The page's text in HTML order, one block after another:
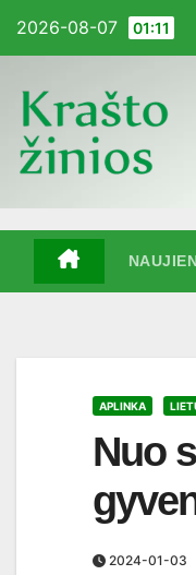
2026-08-07 01:11
APLINKA
Nuo
2024-01-03